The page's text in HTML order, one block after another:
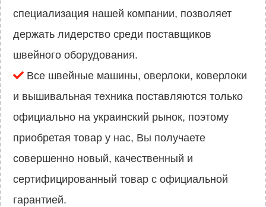
специализация нашей компании, позволяет
держать лидерство среди поставщиков
швейного оборудования.
Все швейные машины, оверлоки, коверлоки
и вышивальная техника поставляются только
официально на украинский рынок, поэтому
приобретая товар у нас, Вы получаете
совершенно новый, качественный и
сертифицированный товар с официальной
гарантией.